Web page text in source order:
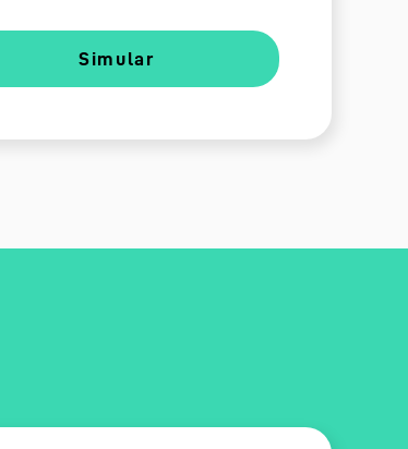
Simular